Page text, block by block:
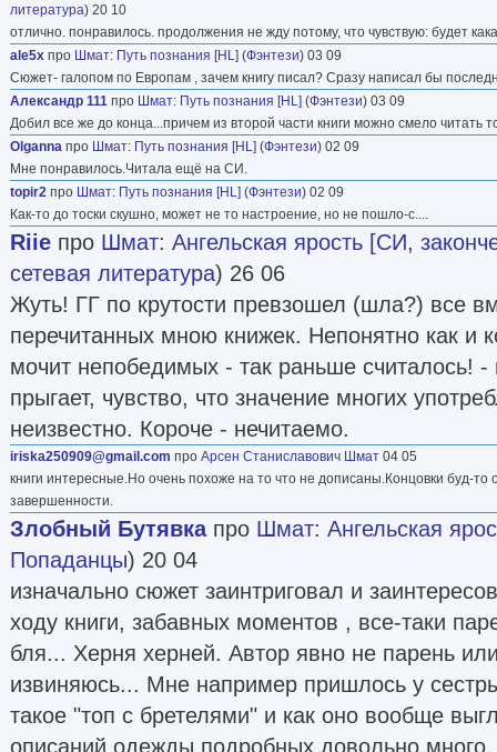
литература) 20 10
отлично. понравилось. продолжения не жду потому, что чувствую: будет
ale5x про Шмат: Путь познания [HL] (Фэнтези) 03 09
Сюжет- галопом по Европам , зачем книгу писал? Сразу написал бы
Александр 111 про Шмат: Путь познания [HL] (Фэнтези) 03 09
Добил все же до конца...причем из второй части книги можно смело читать
Olganna про Шмат: Путь познания [HL] (Фэнтези) 02 09
Мне понравилось.Читала ещё на СИ.
topir2 про Шмат: Путь познания [HL] (Фэнтези) 02 09
Как-то до тоски скушно, может не то настроение, но не пошло-с....
Riie про Шмат: Ангельская ярость [СИ,
сетевая литература) 26 06
Жуть! ГГ по крутости превзошел (шла?) все
перечитанных мною книжек. Непонятно как и
мочит непобедимых - так раньше считалось!
прыгает, чувство, что значение многих
неизвестно. Короче - нечитаемо.
iriska250909@gmail.com про Арсен Станиславович Шмат 04 05
книги интересные.Но очень похоже на то что не дописаны.Концовки буд-то
завершенности.
Злобный Бутявкапро Шмат: Ангельская
Попаданцы) 20 04
изначально сюжет заинтриговал и
ходу книги, забавных моментов , все-таки
бля... Херня херней. Автор явно не парень
извиняюсь... Мне например пришлось у
такое "топ с бретелями" и как оно вообще
описаний одежды подробных довольно